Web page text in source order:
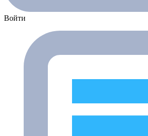
Войти